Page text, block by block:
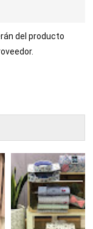
del producto